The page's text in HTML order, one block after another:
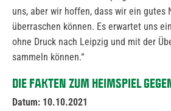
uns, aber wir hoffen, dass wir ein gutes
überraschen können. Es erwartet uns
ohne Druck nach Leipzig und mit der
sammeln können.“
DIE FAKTEN ZUM HEIMSPIEL
Datum: 10.10.2021